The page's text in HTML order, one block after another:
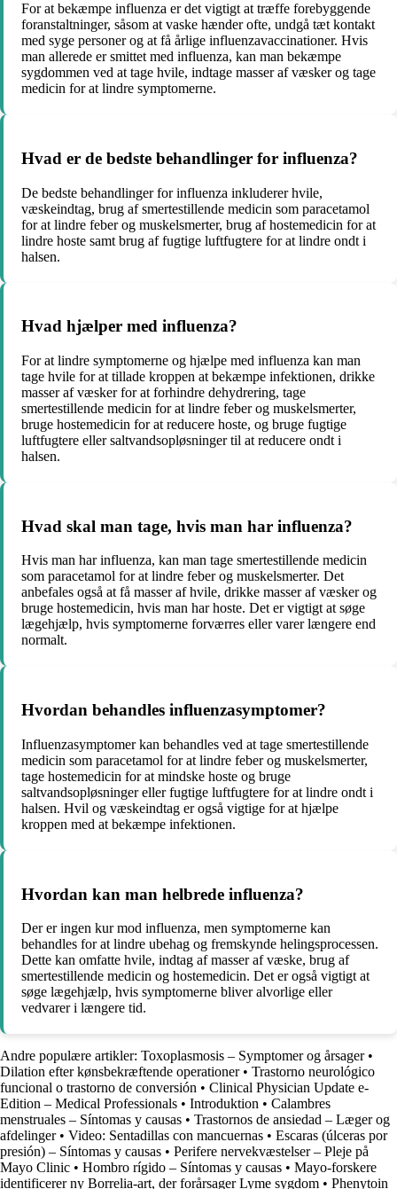
For at bekæmpe influenza er det vigtigt at træffe forebyggende
foranstaltninger, såsom at vaske hænder ofte, undgå tæt kontakt
med syge personer og at få årlige influenzavaccinationer. Hvis
man allerede er smittet med influenza, kan man bekæmpe
sygdommen ved at tage hvile, indtage masser af væsker og tage
medicin for at lindre symptomerne.
Hvad er de bedste behandlinger for influenza?
De bedste behandlinger for influenza inkluderer hvile,
væskeindtag, brug af smertestillende medicin som paracetamol
for at lindre feber og muskelsmerter, brug af hostemedicin for at
lindre hoste samt brug af fugtige luftfugtere for at lindre ondt i
halsen.
Hvad hjælper med influenza?
For at lindre symptomerne og hjælpe med influenza kan man
tage hvile for at tillade kroppen at bekæmpe infektionen, drikke
masser af væsker for at forhindre dehydrering, tage
smertestillende medicin for at lindre feber og muskelsmerter,
bruge hostemedicin for at reducere hoste, og bruge fugtige
luftfugtere eller saltvandsopløsninger til at reducere ondt i
halsen.
Hvad skal man tage, hvis man har influenza?
Hvis man har influenza, kan man tage smertestillende medicin
som paracetamol for at lindre feber og muskelsmerter. Det
anbefales også at få masser af hvile, drikke masser af væsker og
bruge hostemedicin, hvis man har hoste. Det er vigtigt at søge
lægehjælp, hvis symptomerne forværres eller varer længere end
normalt.
Hvordan behandles influenzasymptomer?
Influenzasymptomer kan behandles ved at tage smertestillende
medicin som paracetamol for at lindre feber og muskelsmerter,
tage hostemedicin for at mindske hoste og bruge
saltvandsopløsninger eller fugtige luftfugtere for at lindre ondt i
halsen. Hvil og væskeindtag er også vigtige for at hjælpe
kroppen med at bekæmpe infektionen.
Hvordan kan man helbrede influenza?
Der er ingen kur mod influenza, men symptomerne kan
behandles for at lindre ubehag og fremskynde helingsprocessen.
Dette kan omfatte hvile, indtag af masser af væske, brug af
smertestillende medicin og hostemedicin. Det er også vigtigt at
søge lægehjælp, hvis symptomerne bliver alvorlige eller
vedvarer i længere tid.
Andre populære artikler: Toxoplasmosis – Symptomer og årsager•
Dilation efter kønsbekræftende operationer• Trastorno neurológico
funcional o trastorno de conversión • Clinical Physician Update e-
Edition – Medical Professionals • Introduktion • Calambres
menstruales – Síntomas y causas • Trastornos de ansiedad – Læger og
afdelinger• Video: Sentadillas con mancuernas • Escaras (úlceras por
presión) – Síntomas y causas • Perifere nervekvæstelser – Pleje på
Mayo Clinic • Hombro rígido – Síntomas y causas • Mayo-forskere
identificerer ny Borrelia-art, der forårsager Lyme sygdom • Phenytoin